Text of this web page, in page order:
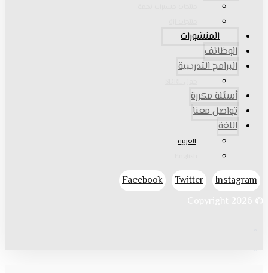
المنشورات
الوظائف
البرامج التدريبية
أسئلة مكررة
تواصل معنا
اللغة
العربية
Facebook Twitter
Instagram